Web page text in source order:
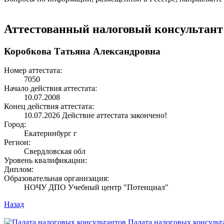
Аттестованный налоговый консультант
Коробкова Татьяна Александровна
Номер аттестата:
7050
Начало действия аттестата:
10.07.2008
Конец действия аттестата:
10.07.2026 Действие аттестата закончено!
Город:
Екатеринбург г
Регион:
Свердловская обл
Уровень квалификации:
Диплом:
Образовательная организация:
НОЧУ ДПО Учебный центр "Потенциал"
Назад